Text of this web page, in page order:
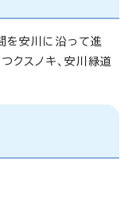
を安川に沿って進
クスノキ、安川緑道